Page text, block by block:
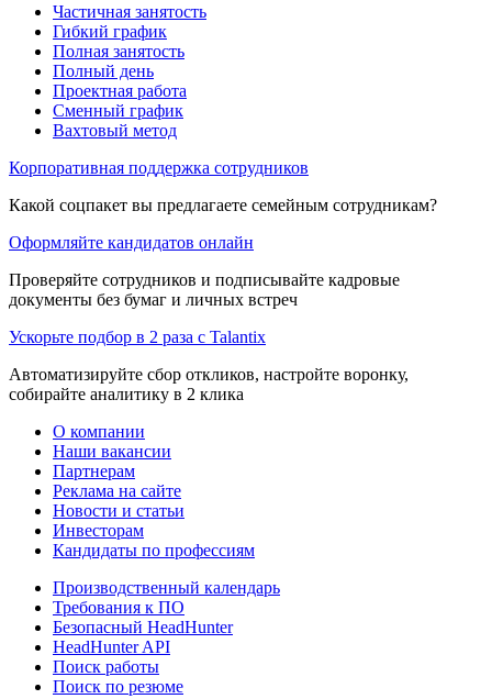
Частичная занятость
Гибкий график
Полная занятость
Полный день
Проектная работа
Сменный график
Вахтовый метод
Корпоративная поддержка сотрудников
Какой соцпакет вы предлагаете семейным сотрудникам?
Оформляйте кандидатов онлайн
Проверяйте сотрудников и подписывайте кадровые
документы без бумаг и личных встреч
Ускорьте подбор в 2 раза с Talantix
Автоматизируйте сбор откликов, настройте воронку,
собирайте аналитику в 2 клика
О компании
Наши вакансии
Партнерам
Реклама на сайте
Новости и статьи
Инвесторам
Кандидаты по профессиям
Производственный календарь
Требования к ПО
Безопасный HeadHunter
HeadHunter API
Поиск работы
Поиск по резюме